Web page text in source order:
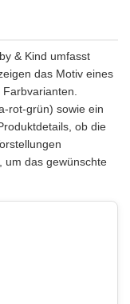
& Kind umfasst
das Motiv eines
rot-grün) sowie ein
ob die
um das gewünschte